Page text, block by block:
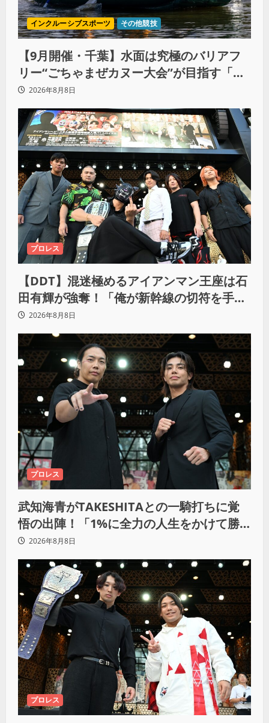
インクルーシブスポーツ その他競技
【9月開催・千葉】水面は究極のバリアフ
リー“ごちゃまぜカヌー大会”が目指す「誰
もが主役になれる地域共生社会」
2026年8月8日
プロレス
【DDT】混迷極めるアイアンマン王座は石
田有輝が強奪！「俺が新幹線の切符を手に
入れるからな！逃げ切るぞ」
2026年8月8日
プロレス
武知海青がTAKESHITAとの一騎打ちに覚
悟の出陣！「1%に全力の人生をかけて勝
ちにいきたい」
2026年8月8日
プロレス